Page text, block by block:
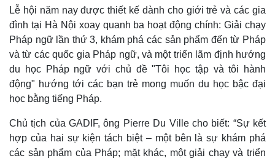
Cuộc sống đó đây
Hồ sơ
Ảnh
E-Magazine
Infographic
Lễ hội năm nay được thiết kế dành cho giới trẻ và các gia
đình tại Hà Nội xoay quanh ba hoạt động chính: Giải chạy
Pháp ngữ lần thứ 3, khám phá các sản phẩm đến từ Pháp
và từ các quốc gia Pháp ngữ, và một triển lãm định hướng
du học Pháp ngữ với chủ đề "Tôi học tập và tôi hành
động" hướng tới các bạn trẻ mong muốn du học bậc đại
học bằng tiếng Pháp.
Chủ tịch của GADIF, ông Pierre Du Ville cho biết: “Sự kết
hợp của hai sự kiện tách biệt – một bên là sự khám phá
các sản phẩm của Pháp; mặt khác, một giải chạy và triển